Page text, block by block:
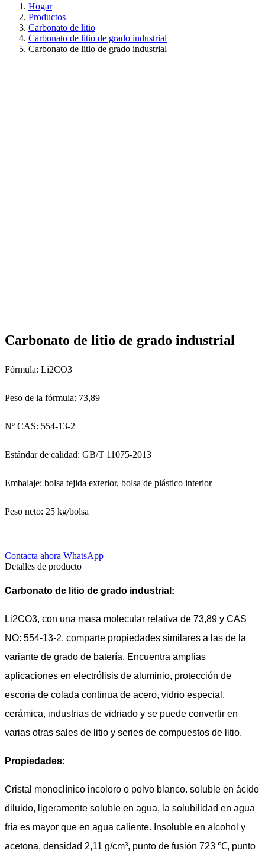
Hogar
Productos
Carbonato de litio
Carbonato de litio de grado industrial
Carbonato de litio de grado industrial
Carbonato de litio de grado industrial
Fórmula: Li2CO3
Peso de la fórmula: 73,89
Nº CAS: 554-13-2
Estándar de calidad: GB/T 11075-2013
Embalaje: bolsa tejida exterior, bolsa de plástico interior
Peso neto: 25 kg/bolsa
Contacta ahora WhatsApp
Detalles de producto
Carbonato de litio de grado industrial:
Li2CO3, con una masa molecular relativa de 73,89 y CAS
NO: 554-13-2, comparte propiedades similares a las de la
variante de grado de batería. Encuentra amplias
aplicaciones en electrólisis de aluminio, protección de
escoria de colada continua de acero, vidrio especial,
cerámica, industrias de vidriado y se puede convertir en
varias otras sales de litio y series de compuestos de litio.
Propiedades:
Cristal monoclínico incoloro o polvo blanco. soluble en ácido
diluido, ligeramente soluble en agua, la solubilidad en agua
fría es mayor que en agua caliente. Insoluble en alcohol y
acetona, densidad 2,11 g/cm³, punto de fusión 723 ℃, punto